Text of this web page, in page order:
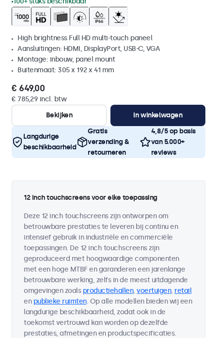
High brightness Full HD multi-touch paneel
Aansluitingen: HDMI, DisplayPort, USB-C, VGA
Montage: inbouw, panel mount
Buitenmaat: 305 x 192 x 41 mm
€ 649,00
€ 785,29 incl. btw
Bekijken
In winkelwagen
Langdurige
beschikbaarheid
Gratis
verzending &
retourneren
4,8/5 op basis
van 5.000+
reviews
12 inch touchscreens voor elke toepassing
Deze 12 inch touchscreens zijn ontworpen om
betrouwbare prestaties te leveren bij continu en
intensief gebruik in industriële en commerciële
toepassingen. De 12 inch touchscreens zijn
geproduceerd met hoogwaardige componenten
met een hoge MTBF en garanderen een jarenlange
betrouwbare werking, zelfs in de meest uitdagende
omgevingen zoals productiehallen, voertuigen, retail
en publieke ruimten. Op alle modellen bieden wij een
langdurige beschikbaarheid, zodat ook in de
toekomst vertrouwd kan worden op dezelfde
prestaties, afmetingen en productspecificaties.